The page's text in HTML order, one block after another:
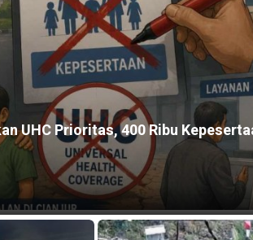
UHC Prioritas, 400 Ribu